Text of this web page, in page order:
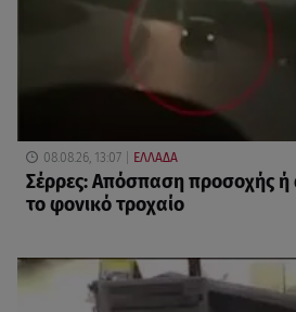
08.08.26, 13:07 ΕΛΛΑΔΑ
Σέρρες: Απόσπαση προσοχής ή
το φονικό τροχαίο